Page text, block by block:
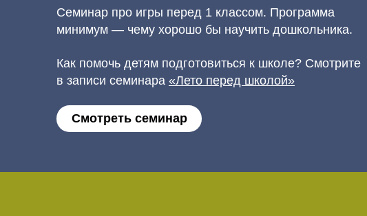
Семинар про игры перед 1 классом. Программа
минимум — чему хорошо бы научить дошкольника.
Как помочь детям подготовиться к школе? Смотрите
в записи семинара «Лето перед школой»
Смотреть семинар